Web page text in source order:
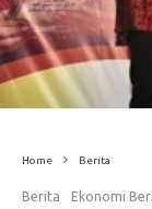
Home Berita
Berita Ekonomi